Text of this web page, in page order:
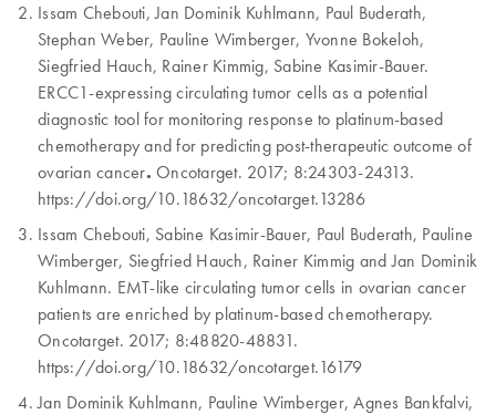
Issam Chebouti, Jan Dominik Kuhlmann, Paul Buderath,
Stephan Weber, Pauline Wimberger, Yvonne Bokeloh,
Siegfried Hauch, Rainer Kimmig, Sabine Kasimir-Bauer.
ERCC1-expressing circulating tumor cells as a potential
diagnostic tool for monitoring response to platinum-based
chemotherapy and for predicting post-therapeutic outcome of
ovarian cancer. Oncotarget. 2017; 8:24303-24313.
https://doi.org/10.18632/oncotarget.13286
Issam Chebouti, Sabine Kasimir-Bauer, Paul Buderath, Pauline
Wimberger, Siegfried Hauch, Rainer Kimmig and Jan Dominik
Kuhlmann. EMT-like circulating tumor cells in ovarian cancer
patients are enriched by platinum-based chemotherapy.
Oncotarget. 2017; 8:48820-48831.
https://doi.org/10.18632/oncotarget.16179
Jan Dominik Kuhlmann, Pauline Wimberger, Agnes Bankfalvi,